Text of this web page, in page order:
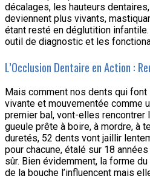
décalages, les hauteurs
deviennent plus vivants,
étant resté en déglutition
outil de diagnostic et les
L’Occlusion Dentaire en Action :
Mais comment nos dents qui font
vivante et mouvementée comme
premier bal, vont-elles rencontrer
gueule prête à boire, à mordre, à
duretés, 52 dents vont jaillir
pour chacune, étalé sur 18
sûr. Bien évidemment, la forme
de la bouche l’influencent mais